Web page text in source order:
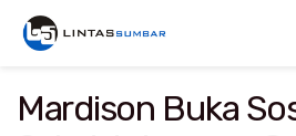
Mardison Buka